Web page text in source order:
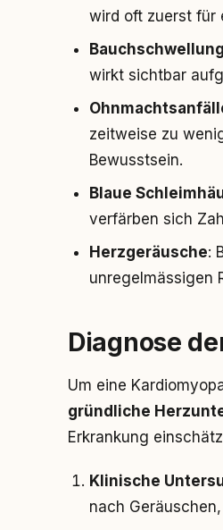
wird oft zuerst für
wirkt sichtbar
zeitweise zu
Bewusstsein.
Blaue
verfärben sich
Herzgeräusche:
unregelmässigen
Diagnose
Um eine
gründliche
Erkrankung
Klinische
nach